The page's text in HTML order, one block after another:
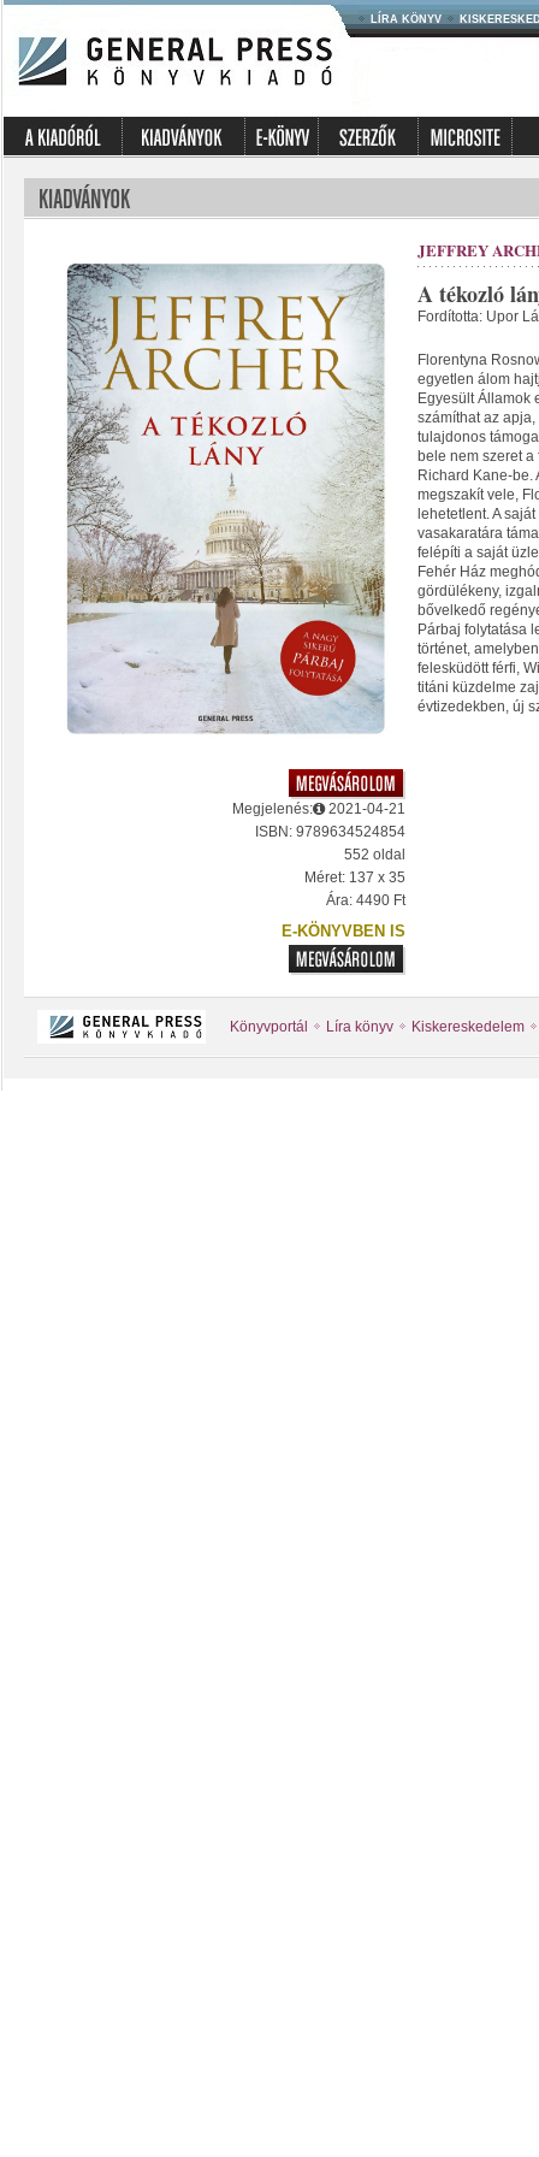
LÍRA KÖNYV
Megjelenés:
2021-04-21
ISBN: 9789634524854
552 oldal
Méret: 137 x 35
Ára: 4490 Ft
E-KÖNYVBEN IS
JEFFREY
A tékozló
Fordította: Upor
Florentyna
egyetlen álom
Egyesült Államok
számíthat az
tulajdonos
bele nem szeret
Richard Kane-be.
megszakít vele,
lehetetlent. A
vasakaratára
felépíti a saját
Fehér Ház
gördülékeny,
bővelkedő
Párbaj folytatása
történet,
felesküdött férfi,
titáni küzdelme
évtizedekben, új
Könyvportál Líra könyv Kiskereskedelem